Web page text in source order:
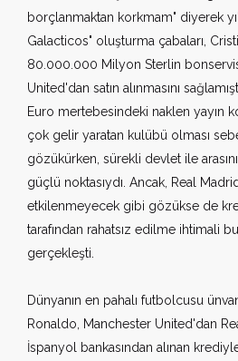
borçlanmaktan korkmam" diyerek
Galacticos" oluşturma çabaları,
80.000.000 Milyon Sterlin
United'dan satın alınmasını
Euro mertebesindeki naklen yayın
çok gelir yaratan kulübü olması
gözükürken, sürekli devlet ile
güçlü noktasıydı. Ancak, Real
etkilenmeyecek gibi gözükse de
tarafından rahatsız edilme ihtimali
gerçekleşti.
Dünyanın en pahalı futbolcusu
Ronaldo, Manchester United'dan
İspanyol bankasından alınan